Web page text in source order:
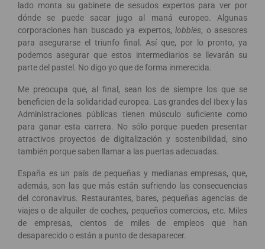
lado monta su gabinete de sesudos expertos para ver por
dónde se puede sacar jugo al maná europeo. Algunas
corporaciones han buscado ya expertos,lobbies, o asesores
para asegurarse el triunfo final. Así que, por lo pronto, ya
podemos asegurar que estos intermediarios se llevarán su
parte del pastel. No digo yo que de forma inmerecida.
Me preocupa que, al final, sean los de siempre los que se
beneficien de la solidaridad europea. Las grandes del Ibex y las
Administraciones públicas tienen músculo suficiente como
para ganar esta carrera. No sólo porque pueden presentar
atractivos proyectos de digitalización y sostenibilidad, sino
también porque saben llamar a las puertas adecuadas.
España es un país de pequeñas y medianas empresas, que,
además, son las que más están sufriendo las consecuencias
del coronavirus. Restaurantes, bares, pequeñas agencias de
viajes o de alquiler de coches, pequeños comercios, etc. Miles
de empresas, cientos de miles de empleos que han
desaparecido o están a punto de desaparecer.